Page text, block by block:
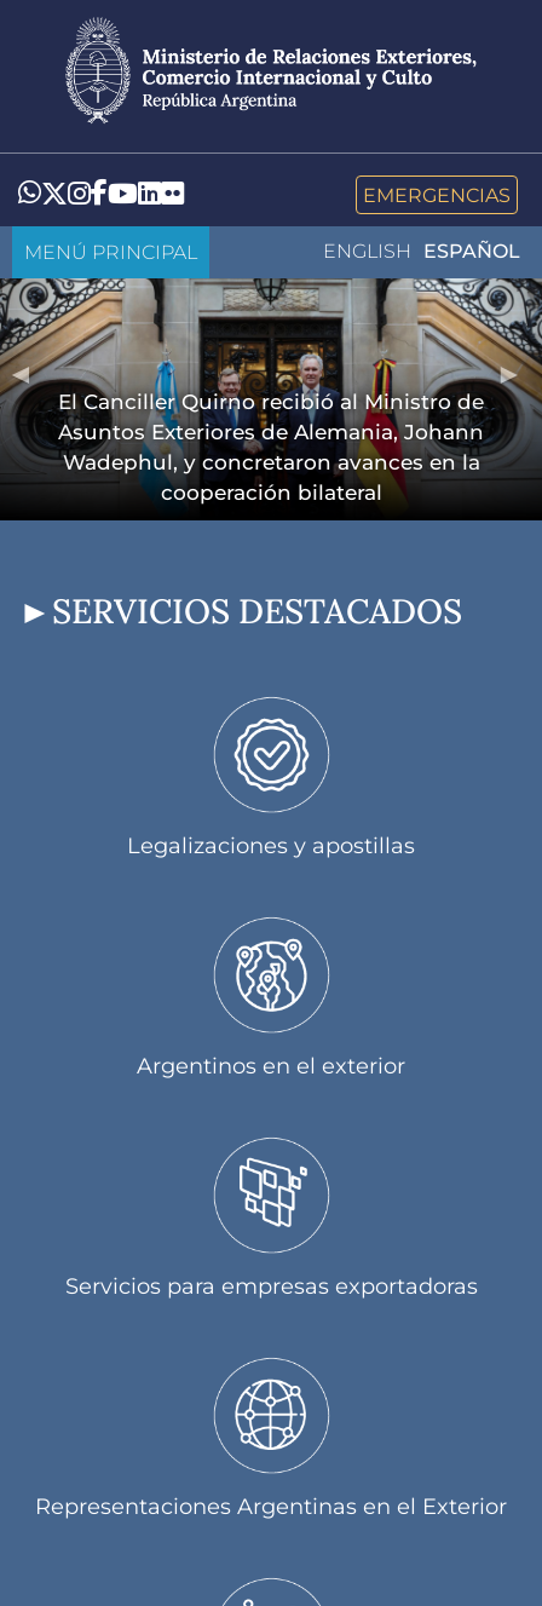
contenido
principal
Whatsapp
Twitter
Instagram
Facebook
YouTube
LinkedIn
Flickr EMERGENCIAS
ENGLISH ESPAÑOL
MENÚ PRINCIPAL
El Canciller Quirno recibió al Ministro de
Asuntos Exteriores de Alemania, Johann
Wadephul, y concretaron avances en la
cooperación bilateral
SERVICIOS DESTACADOS
Legalizaciones y apostillas
Argentinos en el exterior
Servicios para empresas exportadoras
Representaciones Argentinas en el Exterior